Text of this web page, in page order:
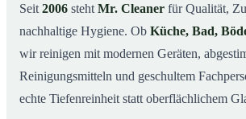
Seit 2006 steht Mr. Cleaner für Qualität,
nachhaltige Hygiene. Ob Küche, Bad,
wir reinigen mit modernen Geräten,
Reinigungsmitteln und geschultem
echte Tiefenreinheit statt oberflächlichem